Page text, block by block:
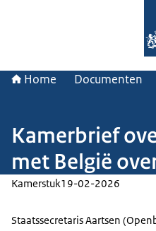
Home Documenten
Kamerbrief
met België
Kamerstuk19-02-2026
Staatssecretaris Aartsen